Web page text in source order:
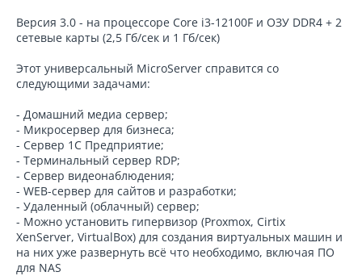
Версия 3.0 - на процессоре Core i3-12100F и ОЗУ DDR4 + 2
сетевые карты (2,5 Гб/сек и 1 Гб/сек)
Этот универсальный MicroServer справится со
следующими задачами:
- Домашний медиа сервер;
- Микросервер для бизнеса;
- Сервер 1С Предприятие;
- Терминальный сервер RDP;
- Сервер видеонаблюдения;
- WEB-сервер для сайтов и разработки;
- Удаленный (облачный) сервер;
- Можно установить гипервизор (Proxmox, Cirtix
XenServer, VirtualBox) для создания виртуальных машин и
на них уже развернуть всё что необходимо, включая ПО
для NAS